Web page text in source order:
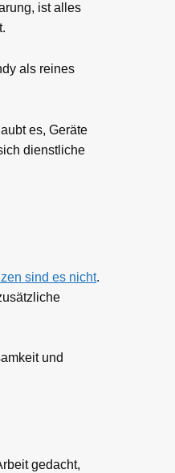
ist alles
als reines
es, Geräte
dienstliche
sind es nicht.
und
gedacht,